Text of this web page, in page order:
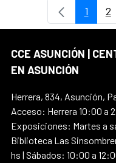
Página
1 2
CCE ASUNCIÓN |
EN ASUNCIÓN
Herrera, 834, Asunción,
Acceso: Herrera 10:00 a
Exposiciones: Martes a
Biblioteca Las
hs | Sábados: 10:00 a